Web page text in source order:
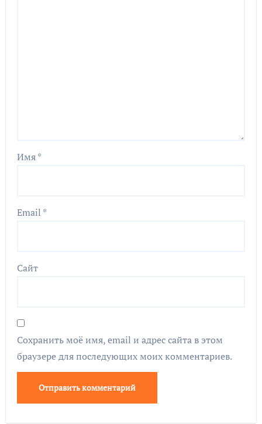
Имя*
Email *
Сайт
Сохранить моё имя, email и адрес сайта в этом
браузере для последующих моих комментариев.